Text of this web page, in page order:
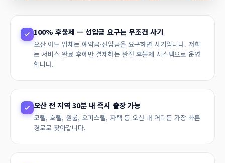
100% 후불제 — 선입금 요구는 무조건 사기
오산 어느 업체든 예약금·선입금을 요구하면 사기입니다. 저희
는 서비스 완료 후에만 결제하는 완전 후불제 시스템으로 운영
합니다.
오산 전 지역 30분 내 즉시 출장 가능
모텔, 호텔, 원룸, 오피스텔, 자택 등 오산 내 어디든 가장 빠른
경로로 찾아갑니다.